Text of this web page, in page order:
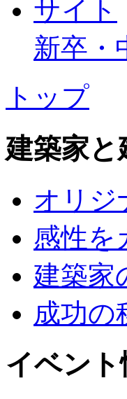
新卒・
トップ
建築家
オリジ
感性を
建築家
成功の
イベント